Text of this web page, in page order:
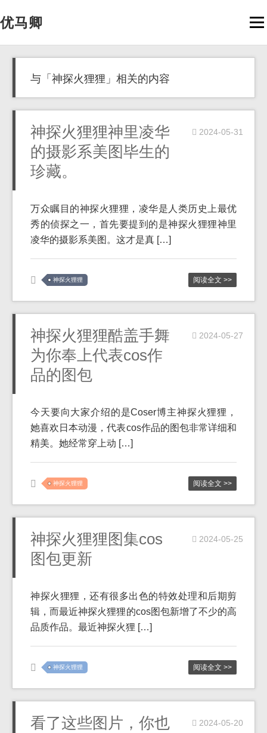
优马卿
与「神探火狸狸」相关的内容
神探火狸狸神里凌华
的摄影系美图毕生的
珍藏。
2024-05-31
万众瞩目的神探火狸狸，凌华是人类历史上最优
秀的侦探之一，首先要提到的是神探火狸狸神里
凌华的摄影系美图。这才是真 […]
神探火狸狸 阅读全文 >>
神探火狸狸酷盖手舞
为你奉上代表cos作
品的图包
2024-05-27
今天要向大家介绍的是Coser博主神探火狸狸，
她喜欢日本动漫，代表cos作品的图包非常详细和
精美。她经常穿上动 […]
神探火狸狸 阅读全文 >>
神探火狸狸图集cos
图包更新
2024-05-25
神探火狸狸，还有很多出色的特效处理和后期剪
辑，而最近神探火狸狸的cos图包新增了不少的高
品质作品。最近神探火狸 […]
神探火狸狸 阅读全文 >>
看了这些图片，你也
2024-05-20